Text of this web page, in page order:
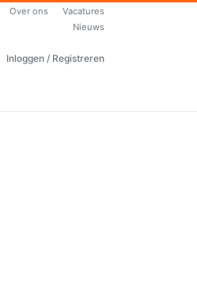
Over ons
Vacatures
Nieuws
Inloggen / Registreren